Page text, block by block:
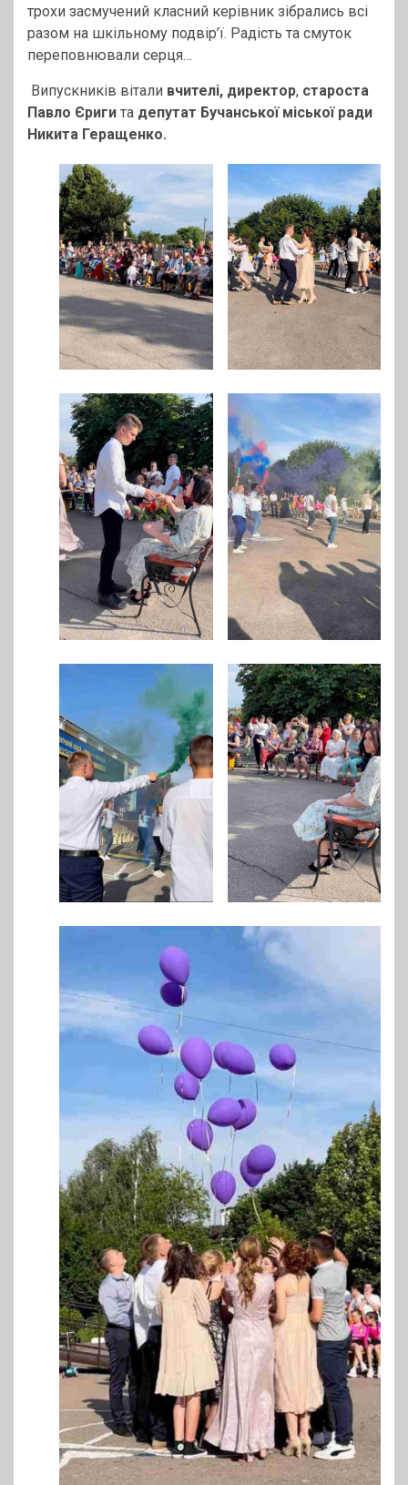
трохи засмучений класний керівник зібрались всі
разом на шкільному подвір’ї. Радість та смуток
переповнювали серця…
Випускників вітали вчителі, директор, староста
Павло Єриги та депутат Бучанської міської ради
Никита Геращенко.